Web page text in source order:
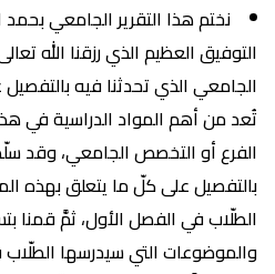
نختم هذا التقرير الجامعي
التوفيق العظيم الذي رزقنا الله
الجامعي الذي تحدثنا فيه
تُعد من أهم المواد الدراسية في
الفرع أو التخصص الجامعي، وقد
بالتفصيل على كلّ ما يتعلق بهذه
الطلّاب في الفصل الأول، ثمَّ قمنا
والموضوعات التي سيدرسها